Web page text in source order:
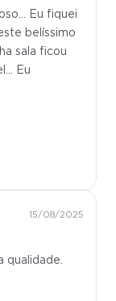
Eu fiquei
belíssimo
sala ficou
Eu
15/08/2025